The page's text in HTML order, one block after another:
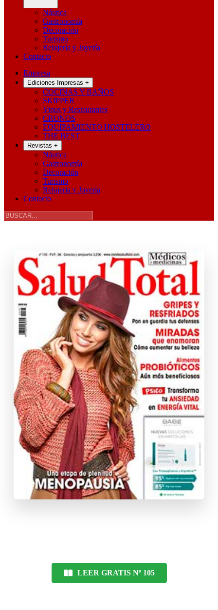
Náutica
Gastronomía
Decoración
Turismo
Relojería y Joyería
Contacto
Empresa
Ediciones Impresas +
COCINAS Y BAÑOS
SKIPPER
Vinos y Restaurantes
CRONOS
EQUIPAMIENTO HOSTELERO
THE BEST
Revistas +
Náutica
Gastronomía
Decoración
Turismo
Relojería y Joyería
Contacto
LEER GRATIS Nº 105